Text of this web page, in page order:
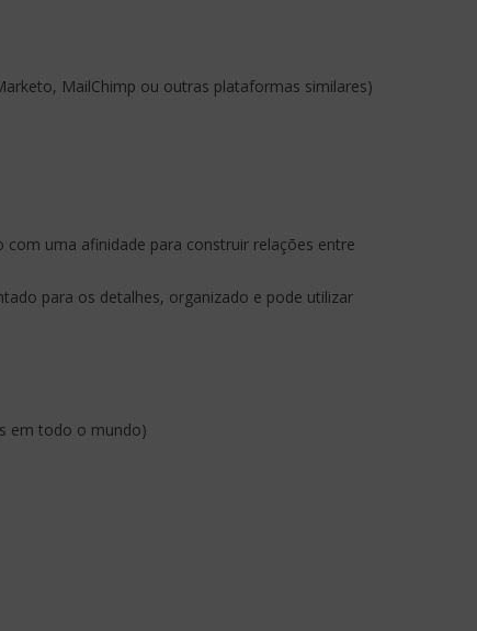
MailChimp ou outras plataformas similares)
uma afinidade para construir relações entre
para os detalhes, organizado e pode utilizar
em todo o mundo)